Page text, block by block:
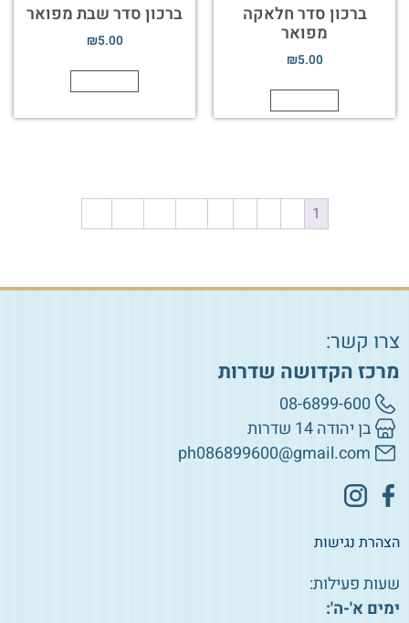
ברכון סדר חלאקה
מפואר
₪5.00
ברכון סדר שבת מפואר
₪5.00
1
צרו קשר:
מרכז הקדושה שדרות
08-6899-600
בן יהודה 14 שדרות
ph086899600@gmail.com
הצהרת נגישות
שעות פעילות:
ימים א'-ה':